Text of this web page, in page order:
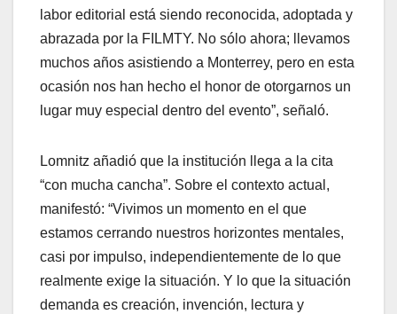
labor editorial está siendo reconocida, adoptada y
abrazada por la FILMTY. No sólo ahora; llevamos
muchos años asistiendo a Monterrey, pero en esta
ocasión nos han hecho el honor de otorgarnos un
lugar muy especial dentro del evento”, señaló.
Lomnitz añadió que la institución llega a la cita
“con mucha cancha”. Sobre el contexto actual,
manifestó: “Vivimos un momento en el que
estamos cerrando nuestros horizontes mentales,
casi por impulso, independientemente de lo que
realmente exige la situación. Y lo que la situación
demanda es creación, invención, lectura y